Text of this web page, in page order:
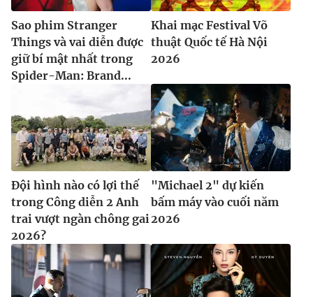
Sao phim Stranger
Things và vai diễn được
giữ bí mật nhất trong
Spider-Man: Brand...
Khai mạc Festival Võ
thuật Quốc tế Hà Nội
2026
Đội hình nào có lợi thế
trong Công diễn 2 Anh
trai vượt ngàn chông gai
2026?
"Michael 2" dự kiến
bấm máy vào cuối năm
2026